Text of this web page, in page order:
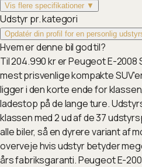
Vis flere specifikationer ▼
Udstyr pr. kategori
Opdatér din profil for en personlig
Hvem er denne bil god til?
Til 204.990 kr er Peugeot E-2008
mest prisvenlige kompakte
ligger i den korte ende for
ladestop på de lange ture.
klassen med 2 ud af de 37
alle biler, så en dyrere variant af
overveje hvis udstyr betyder
års fabriksgaranti. Peugeot E-